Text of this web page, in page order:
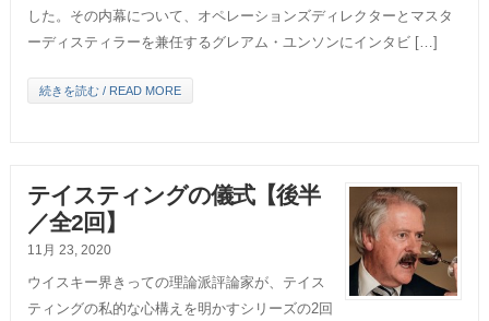
した。その内幕について、オペレーションズディレクターとマスタ
ーディスティラーを兼任するグレアム・ユンソンにインタビ […]
続きを読む / READ MORE
テイスティングの儀式【後半
／全2回】
11月 23, 2020
ウイスキー界きっての理論派評論家が、テイス
ティングの私的な心構えを明かすシリーズの2回